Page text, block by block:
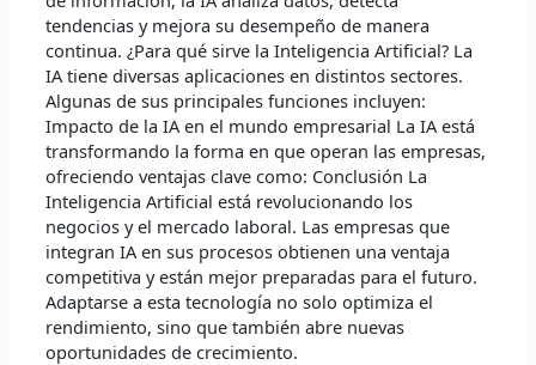
tendencias y mejora su desempeño de manera
continua. ¿Para qué sirve la Inteligencia Artificial? La
IA tiene diversas aplicaciones en distintos sectores.
Algunas de sus principales funciones incluyen:
Impacto de la IA en el mundo empresarial La IA está
transformando la forma en que operan las empresas,
ofreciendo ventajas clave como: Conclusión La
Inteligencia Artificial está revolucionando los
negocios y el mercado laboral. Las empresas que
integran IA en sus procesos obtienen una ventaja
competitiva y están mejor preparadas para el futuro.
Adaptarse a esta tecnología no solo optimiza el
rendimiento, sino que también abre nuevas
oportunidades de crecimiento.